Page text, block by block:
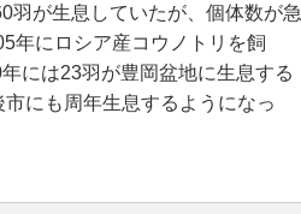
羽が生息していたが、個体数が急
年にロシア産コウノトリを飼
には23羽が豊岡盆地に生息する
にも周年生息するようになっ